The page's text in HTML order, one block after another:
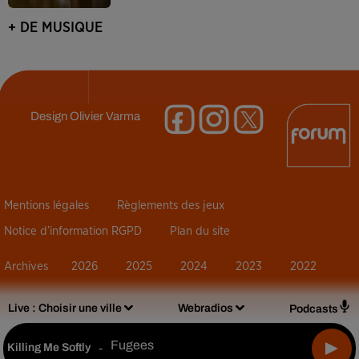
Live : Choisir une ville Webradios Podcasts
Killing Me Softly - Fugees
+ DE MUSIQUE
DesignOlivier Varma
Mentions légales Règlements des jeux
Notice d’information RGPD Plan du site
Archives 2026 2025 2024 2023 2022